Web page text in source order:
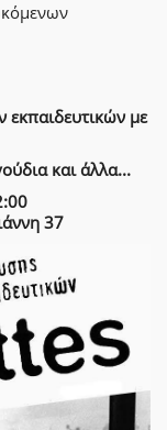
εκπαιδευτικών με
και άλλα...
37